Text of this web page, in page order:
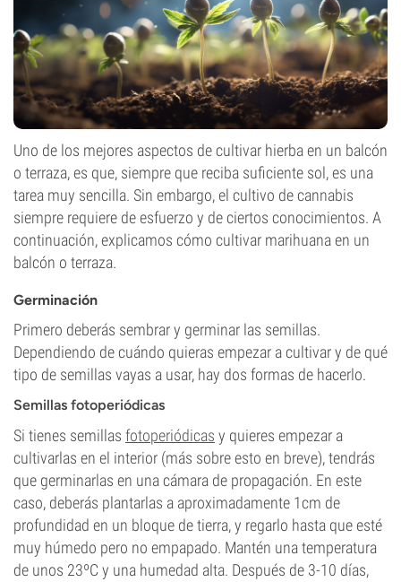
Uno de los mejores aspectos de cultivar hierba en un balcón
o terraza, es que, siempre que reciba suficiente sol, es una
tarea muy sencilla. Sin embargo, el cultivo de cannabis
siempre requiere de esfuerzo y de ciertos conocimientos. A
continuación, explicamos cómo cultivar marihuana en un
balcón o terraza.
Germinación
Primero deberás sembrar y germinar las semillas.
Dependiendo de cuándo quieras empezar a cultivar y de qué
tipo de semillas vayas a usar, hay dos formas de hacerlo.
Semillas fotoperiódicas
Si tienes semillas fotoperiódicas y quieres empezar a
cultivarlas en el interior (más sobre esto en breve), tendrás
que germinarlas en una cámara de propagación. En este
caso, deberás plantarlas a aproximadamente 1cm de
profundidad en un bloque de tierra, y regarlo hasta que esté
muy húmedo pero no empapado. Mantén una temperatura
de unos 23ºC y una humedad alta. Después de 3-10 días,